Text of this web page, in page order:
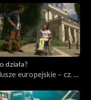
działa?
europejskie – cz. 4,